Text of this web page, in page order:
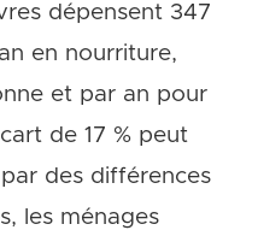
dépensent 347
en nourriture,
et par an pour
de 17 % peut
des différences
les ménages